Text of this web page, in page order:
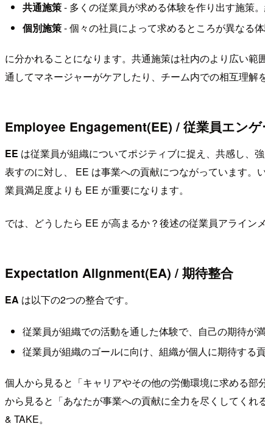
共通施策- 多くの従業員が求める体験を作り出す施策
個別施策- 個々の社員によって求めるところが異なる
に分かれることになります。共通施策は社内のより広い
通してマネージャーがケアしたり、チーム内での相互理解
Employee Engagement(EE) / 従業員エンゲ
EE は従業員が組織についてポジティブに捉え、共感し、
表すのに対し、 EE は事業への貢献につながっています
業員満足度よりも EE が重要になります。
では、どうしたら EE が高まるか？後述の従業員アライン
Expectation Alignment(EA) / 期待整合
EA は以下の2つの整合です。
従業員が組織での活動を通した体験で、自己の期待が
従業員が組織のゴールに向け、組織が個人に期待する
個人から見ると「キャリアやその他の労働環境に求める
から見ると「あなたが事業への貢献に全力を尽くしてく
& TAKE。